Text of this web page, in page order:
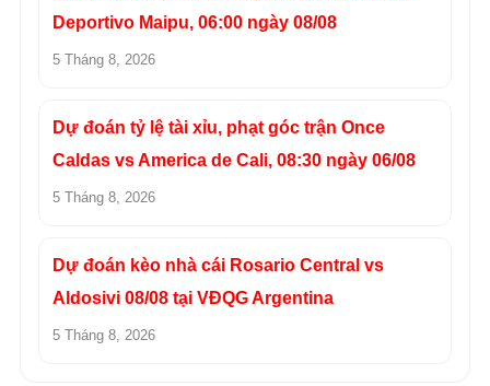
Deportivo Maipu, 06:00 ngày 08/08
5 Tháng 8, 2026
Dự đoán tỷ lệ tài xỉu, phạt góc trận Once
Caldas vs America de Cali, 08:30 ngày 06/08
5 Tháng 8, 2026
Dự đoán kèo nhà cái Rosario Central vs
Aldosivi 08/08 tại VĐQG Argentina
5 Tháng 8, 2026